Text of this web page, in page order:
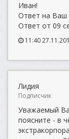
Иван!
Ответ на Ваш
Ответ от 09
11:40
Лидия
Подписчик
Уважаемый
поясните - в